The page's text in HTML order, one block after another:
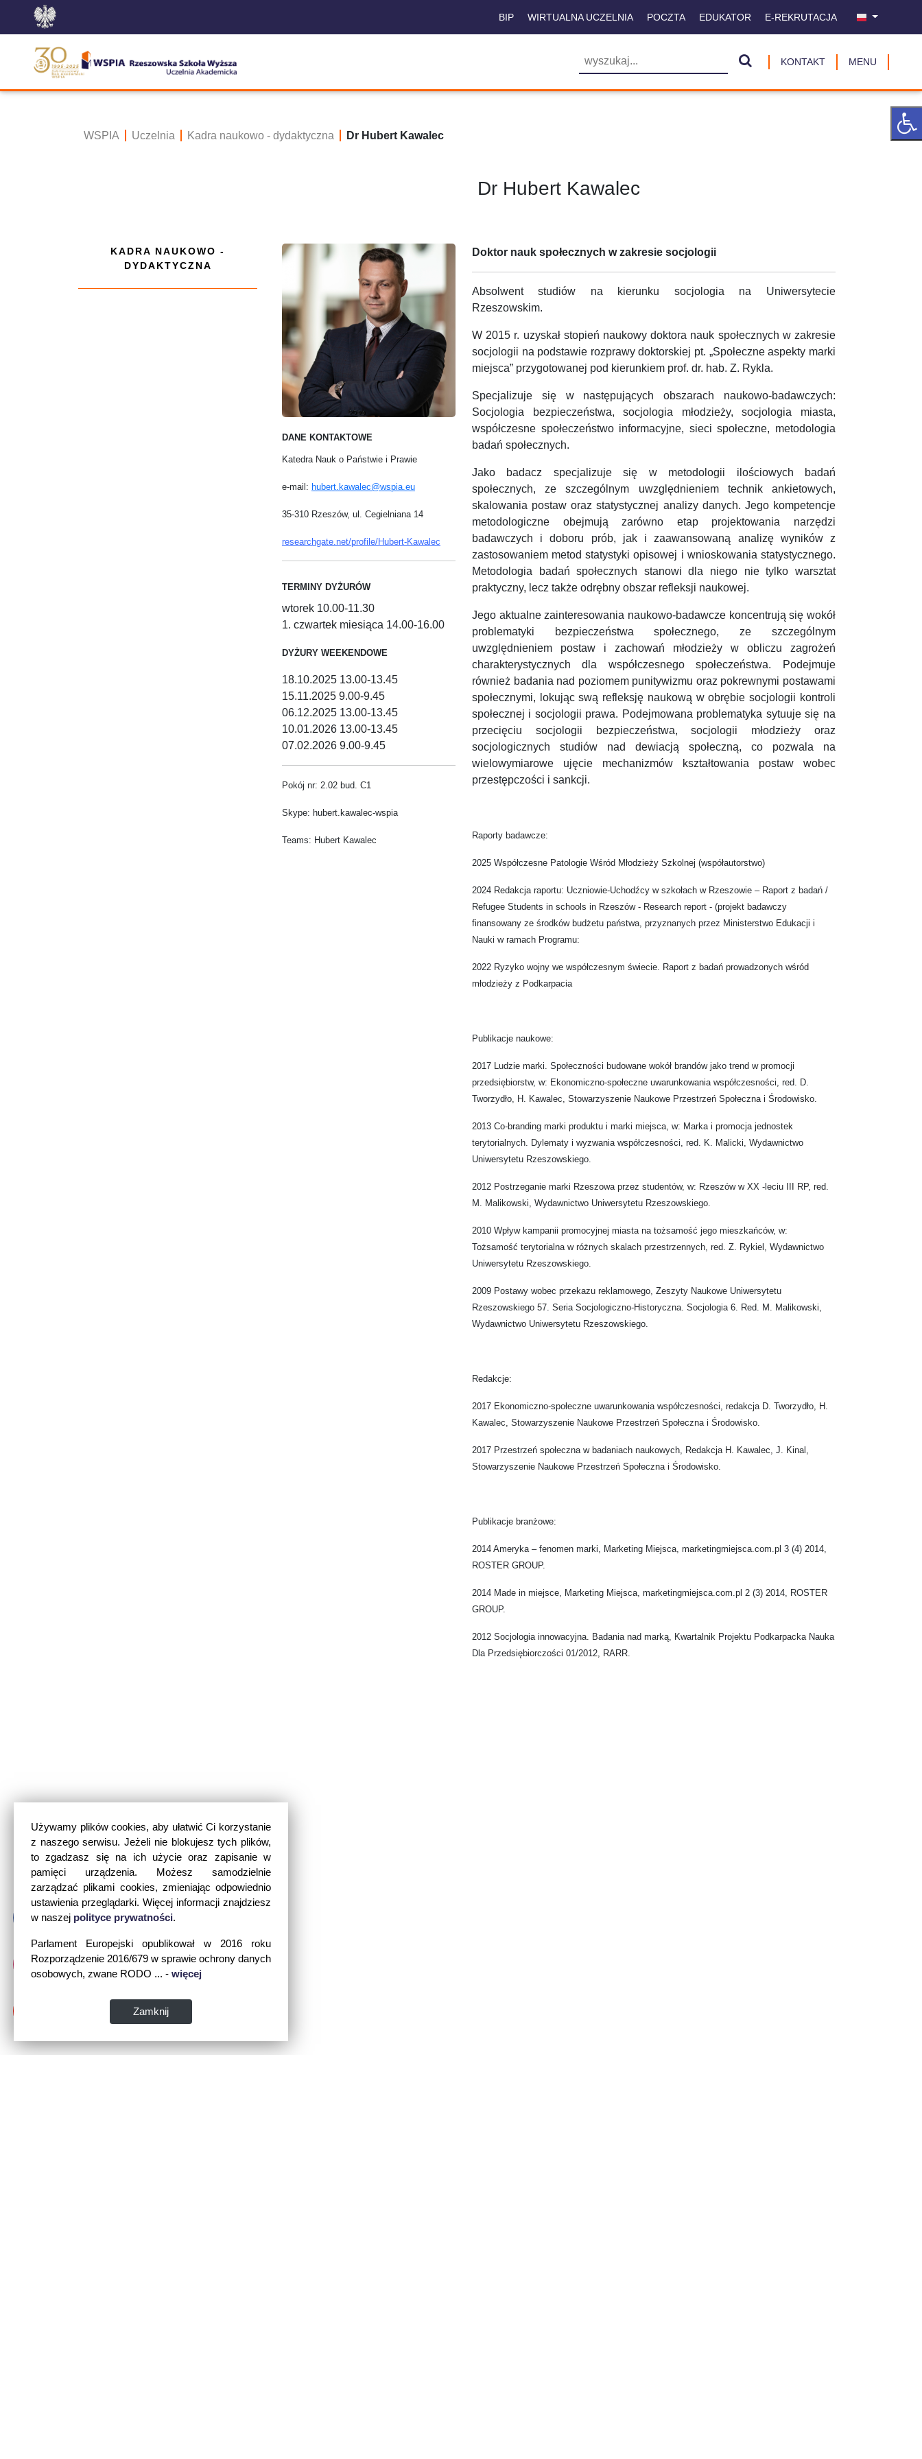
Używamy plików cookies, aby ułatwić Ci korzystanie
z naszego serwisu. Jeżeli nie blokujesz tych plików,
to zgadzasz się na ich użycie oraz zapisanie w
pamięci urządzenia. Możesz samodzielnie
zarządzać plikami cookies, zmieniając odpowiednio
ustawienia przeglądarki. Więcej informacji znajdziesz
w naszej polityce prywatności.
Parlament Europejski opublikował w 2016 roku
Rozporządzenie 2016/679 w sprawie ochrony danych
osobowych, zwane RODO ... - więcej
Zamknij
BIP WIRTUALNA UCZELNIA POCZTA EDUKATOR E-REKRUTACJA
KONTAKT MENU
WSPIA Uczelnia Kadra naukowo - dydaktyczna Dr Hubert Kawalec
KADRA NAUKOWO -
DYDAKTYCZNA
Dr Hubert Kawalec
DANE KONTAKTOWE
Katedra Nauk o Państwie i Prawie
e-mail: hubert.kawalec@wspia.eu
35-310 Rzeszów, ul. Cegielniana 14
researchgate.net/profile/Hubert-Kawalec
TERMINY DYŻURÓW
wtorek 10.00-11.30
1. czwartek miesiąca 14.00-16.00
DYŻURY WEEKENDOWE
18.10.2025 13.00-13.45
15.11.2025 9.00-9.45
06.12.2025 13.00-13.45
10.01.2026 13.00-13.45
07.02.2026 9.00-9.45
Pokój nr: 2.02 bud. C1
Skype: hubert.kawalec-wspia
Teams: Hubert Kawalec
Doktor nauk społecznych w zakresie socjologii
Absolwent studiów na kierunku socjologia na Uniwersytecie
Rzeszowskim.
W 2015 r. uzyskał stopień naukowy doktora nauk społecznych w zakresie
socjologii na podstawie rozprawy doktorskiej pt. „Społeczne aspekty marki
miejsca” przygotowanej pod kierunkiem prof. dr. hab. Z. Rykla.
Specjalizuje się w następujących obszarach naukowo-badawczych:
Socjologia bezpieczeństwa, socjologia młodzieży, socjologia miasta,
współczesne społeczeństwo informacyjne, sieci społeczne, metodologia
badań społecznych.
Jako badacz specjalizuje się w metodologii ilościowych badań
społecznych, ze szczególnym uwzględnieniem technik ankietowych,
skalowania postaw oraz statystycznej analizy danych. Jego kompetencje
metodologiczne obejmują zarówno etap projektowania narzędzi
badawczych i doboru prób, jak i zaawansowaną analizę wyników z
zastosowaniem metod statystyki opisowej i wnioskowania statystycznego.
Metodologia badań społecznych stanowi dla niego nie tylko warsztat
praktyczny, lecz także odrębny obszar refleksji naukowej.
Jego aktualne zainteresowania naukowo-badawcze koncentrują się wokół
problematyki bezpieczeństwa społecznego, ze szczególnym
uwzględnieniem postaw i zachowań młodzieży w obliczu zagrożeń
charakterystycznych dla współczesnego społeczeństwa. Podejmuje
również badania nad poziomem punitywizmu oraz pokrewnymi postawami
społecznymi, lokując swą refleksję naukową w obrębie socjologii kontroli
społecznej i socjologii prawa. Podejmowana problematyka sytuuje się na
przecięciu socjologii bezpieczeństwa, socjologii młodzieży oraz
socjologicznych studiów nad dewiacją społeczną, co pozwala na
wielowymiarowe ujęcie mechanizmów kształtowania postaw wobec
przestępczości i sankcji.
Raporty badawcze:
2025 Współczesne Patologie Wśród Młodzieży Szkolnej (współautorstwo)
2024 Redakcja raportu: Uczniowie-Uchodźcy w szkołach w Rzeszowie – Raport z badań /
Refugee Students in schools in Rzeszów - Research report - (projekt badawczy
finansowany ze środków budżetu państwa, przyznanych przez Ministerstwo Edukacji i
Nauki w ramach Programu:
2022 Ryzyko wojny we współczesnym świecie. Raport z badań prowadzonych wśród
młodzieży z Podkarpacia
Publikacje naukowe:
2017 Ludzie marki. Społeczności budowane wokół brandów jako trend w promocji
przedsiębiorstw, w: Ekonomiczno-społeczne uwarunkowania współczesności, red. D.
Tworzydło, H. Kawalec, Stowarzyszenie Naukowe Przestrzeń Społeczna i Środowisko.
2013 Co-branding marki produktu i marki miejsca, w: Marka i promocja jednostek
terytorialnych. Dylematy i wyzwania współczesności, red. K. Malicki, Wydawnictwo
Uniwersytetu Rzeszowskiego.
2012 Postrzeganie marki Rzeszowa przez studentów, w: Rzeszów w XX -leciu III RP, red.
M. Malikowski, Wydawnictwo Uniwersytetu Rzeszowskiego.
2010 Wpływ kampanii promocyjnej miasta na tożsamość jego mieszkańców, w:
Tożsamość terytorialna w różnych skalach przestrzennych, red. Z. Rykiel, Wydawnictwo
Uniwersytetu Rzeszowskiego.
2009 Postawy wobec przekazu reklamowego, Zeszyty Naukowe Uniwersytetu
Rzeszowskiego 57. Seria Socjologiczno-Historyczna. Socjologia 6. Red. M. Malikowski,
Wydawnictwo Uniwersytetu Rzeszowskiego.
Redakcje:
2017 Ekonomiczno-społeczne uwarunkowania współczesności, redakcja D. Tworzydło, H.
Kawalec, Stowarzyszenie Naukowe Przestrzeń Społeczna i Środowisko.
2017 Przestrzeń społeczna w badaniach naukowych, Redakcja H. Kawalec, J. Kinal,
Stowarzyszenie Naukowe Przestrzeń Społeczna i Środowisko.
Publikacje branżowe:
2014 Ameryka – fenomen marki, Marketing Miejsca, marketingmiejsca.com.pl 3 (4) 2014,
ROSTER GROUP.
2014 Made in miejsce, Marketing Miejsca, marketingmiejsca.com.pl 2 (3) 2014, ROSTER
GROUP.
2012 Socjologia innowacyjna. Badania nad marką, Kwartalnik Projektu Podkarpacka Nauka
Dla Przedsiębiorczości 01/2012, RARR.